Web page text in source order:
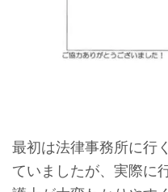
最初は法律事務所に行
ていましたが、実際に